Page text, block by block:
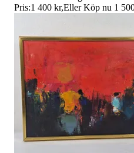
Pris:1 400 kr,Eller Köp nu 1